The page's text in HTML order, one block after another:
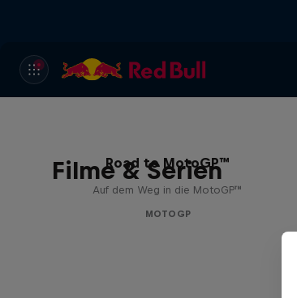
Filme & Serien
Road to MotoGP™
Auf dem Weg in die MotoGP™
MOTOGP